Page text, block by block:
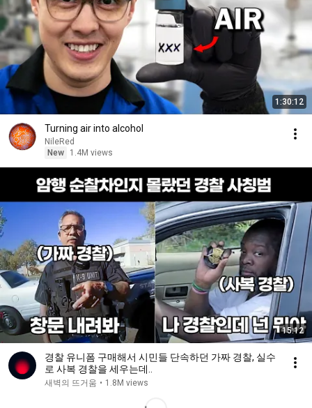
1:30:12
Turning air into alcohol
NileRed
New
1.4M views
15:12
경찰 유니폼 구매해서 시민들 단속하던 가짜 경찰, 실수
로 사복 경찰을 세우는데..
새벽의 뜨거움 • 1.8M views